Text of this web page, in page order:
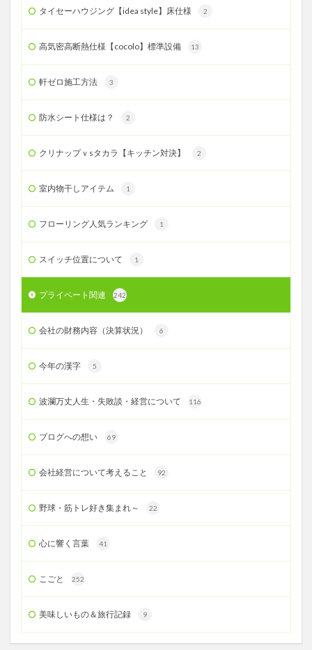
タイセーハウジング【idea style】床仕様 2
高気密高断熱仕様【cocolo】標準設備 13
軒ゼロ施工方法 3
防水シート仕様は？ 2
クリナップｖsタカラ【キッチン対決】 2
室内物干しアイテム 1
フローリング人気ランキング 1
スイッチ位置について 1
プライベート関連 242
会社の財務内容（決算状況） 6
今年の漢字 5
波瀾万丈人生・失敗談・経営について 116
ブログへの想い 69
会社経営について考えること 92
野球・筋トレ好き集まれ～ 22
心に響く言葉 41
こごと 252
美味しいもの＆旅行記録 9